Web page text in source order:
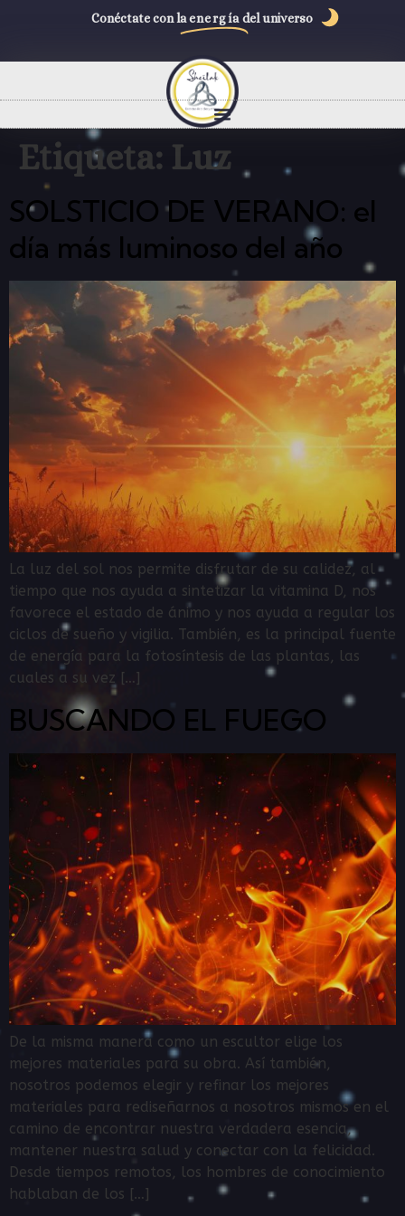
Conéctate con la energía del universo
Etiqueta: Luz
SOLSTICIO DE VERANO: el
día más luminoso del año
La luz del sol nos permite disfrutar de su calidez, al
tiempo que nos ayuda a sintetizar la vitamina D, nos
favorece el estado de ánimo y nos ayuda a regular los
ciclos de sueño y vigilia. También, es la principal fuente
de energía para la fotosíntesis de las plantas, las
cuales a su vez […]
BUSCANDO EL FUEGO
De la misma manera como un escultor elige los
mejores materiales para su obra. Así también,
nosotros podemos elegir y refinar los mejores
materiales para rediseñarnos a nosotros mismos en el
camino de encontrar nuestra verdadera esencia,
mantener nuestra salud y conectar con la felicidad.
Desde tiempos remotos, los hombres de conocimiento
hablaban de los […]